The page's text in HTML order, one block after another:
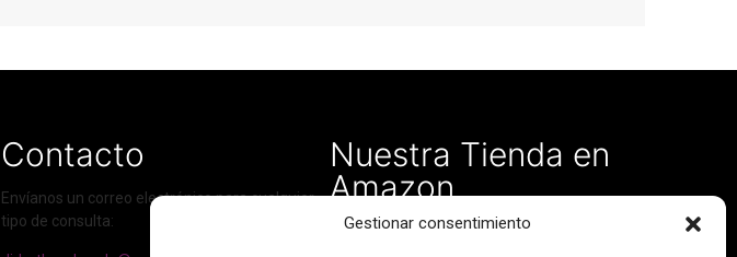
Gestionar consentimiento
Contacto
Envíanos un correo electrónico para cualquier
tipo de consulta:
Nuestra Tienda en
Amazon